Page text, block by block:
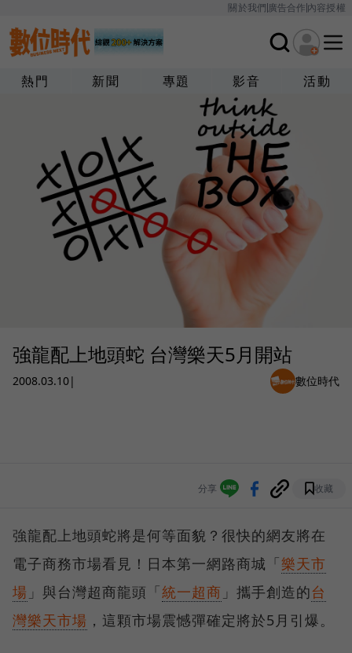
關於我們廣告合作內容授權
熱門 新聞 專題 影音 活動
強龍配上地頭蛇 台灣樂天5月開站
2008.03.10| 數位時代
分享 收藏
強龍配上地頭蛇將是何等面貌？很快的網友將在
電子商務市場看見！日本第一網路商城「樂天市
場 」與台灣超商龍頭「統一超商 」攜手創造的台
灣樂天市場 ，這顆市場震憾彈確定將於5月引爆。